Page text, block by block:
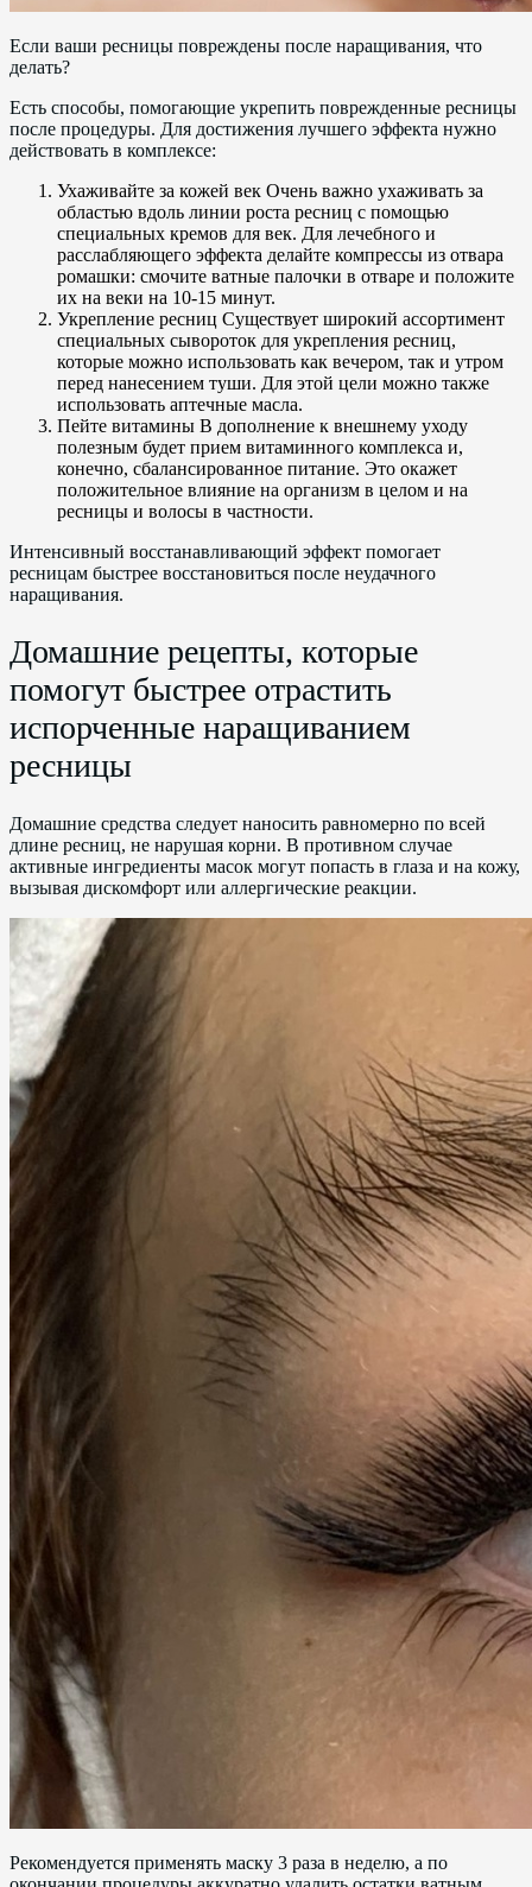
Если ваши ресницы повреждены после наращивания, что
делать?
Есть способы, помогающие укрепить поврежденные ресницы
после процедуры. Для достижения лучшего эффекта нужно
действовать в комплексе:
Ухаживайте за кожей век Очень важно ухаживать за
областью вдоль линии роста ресниц с помощью
специальных кремов для век. Для лечебного и
расслабляющего эффекта делайте компрессы из отвара
ромашки: смочите ватные палочки в отваре и положите
их на веки на 10-15 минут.
Укрепление ресниц Существует широкий ассортимент
специальных сывороток для укрепления ресниц,
которые можно использовать как вечером, так и утром
перед нанесением туши. Для этой цели можно также
использовать аптечные масла.
Пейте витамины В дополнение к внешнему уходу
полезным будет прием витаминного комплекса и,
конечно, сбалансированное питание. Это окажет
положительное влияние на организм в целом и на
ресницы и волосы в частности.
Интенсивный восстанавливающий эффект помогает
ресницам быстрее восстановиться после неудачного
наращивания.
Домашние рецепты, которые
помогут быстрее отрастить
испорченные наращиванием
ресницы
Домашние средства следует наносить равномерно по всей
длине ресниц, не нарушая корни. В противном случае
активные ингредиенты масок могут попасть в глаза и на кожу,
вызывая дискомфорт или аллергические реакции.
Рекомендуется применять маску 3 раза в неделю, а по